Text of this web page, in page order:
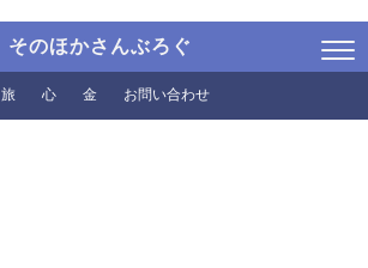
そのほかさんぶろぐ
旅 心 金 お問い合わせ